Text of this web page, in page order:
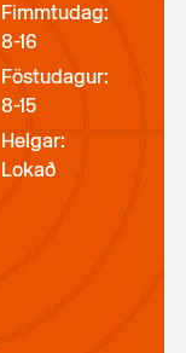
Fimmtudag:
8-16
Föstudagur:
8-15
Helgar:
Lokað